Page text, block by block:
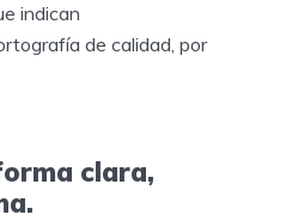
indican
de calidad, por
clara,